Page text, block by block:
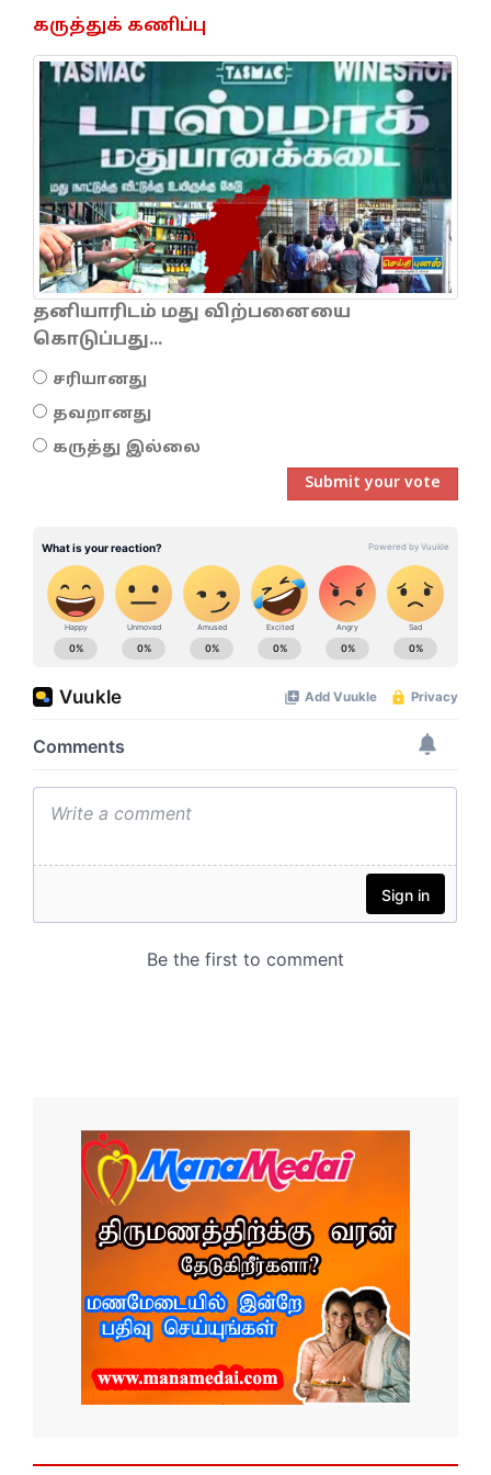
கருத்துக் கணிப்பு
தனியாரிடம் மது விற்பனையை
கொடுப்பது...
சரியானது
தவறானது
கருத்து இல்லை
Submit your vote